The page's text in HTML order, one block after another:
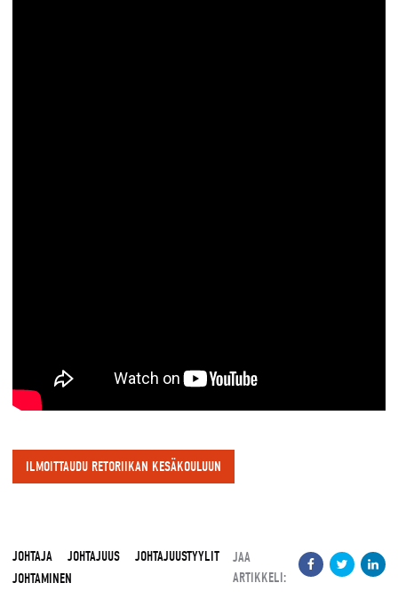
ILMOITTAUDU RETORIIKAN KESÄKOULUUN
JOHTAJA JOHTAJUUS
JOHTAJUUSTYYLIT
JOHTAMINEN
JAA
ARTIKKELI: